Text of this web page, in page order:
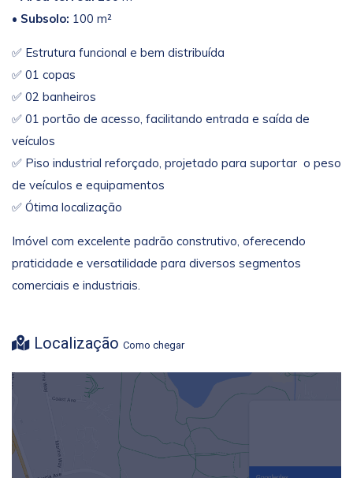
• Subsolo: 100 m²
✅ Estrutura funcional e bem distribuída
✅ 01 copas
✅ 02 banheiros
✅ 01 portão de acesso, facilitando entrada e saída de
veículos
✅ Piso industrial reforçado, projetado para suportar o peso
de veículos e equipamentos
✅ Ótima localização
Imóvel com excelente padrão construtivo, oferecendo
praticidade e versatilidade para diversos segmentos
comerciais e industriais.
Localização Como chegar